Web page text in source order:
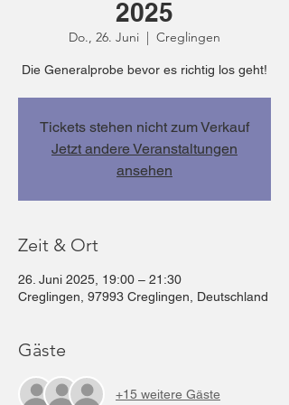
2025
Do., 26. Juni
  |
Creglingen
Die Generalprobe bevor es richtig los geht!
Tickets stehen nicht zum Verkauf
Jetzt andere Veranstaltungen
ansehen
Zeit & Ort
26. Juni 2025, 19:00 – 21:30
Creglingen, 97993 Creglingen, Deutschland
Gäste
+15 weitere Gäste